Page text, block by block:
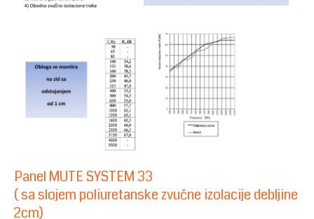
Panel MUTE SYSTEM 33
( sa slojem poliuretanske zvučne izolacije debljine
2cm)